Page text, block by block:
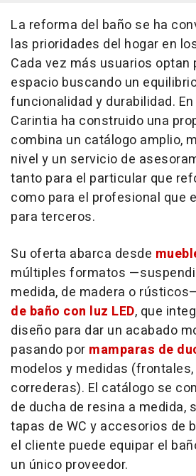
La reforma del baño se ha
las prioridades del hogar en
Cada vez más usuarios optan
espacio buscando un
funcionalidad y durabilidad.
Carintia ha construido una
combina un catálogo amplio,
nivel y un servicio de
tanto para el particular que
como para el profesional que
para terceros.
Su oferta abarca desde
múltiples formatos
medida, de madera o
de baño con luz LED, que
diseño para dar un acabado
pasando por mamparas de
modelos y medidas
correderas). El catálogo se
de ducha de resina a medida,
tapas de WC y accesorios de
el cliente puede equipar el
un único proveedor.